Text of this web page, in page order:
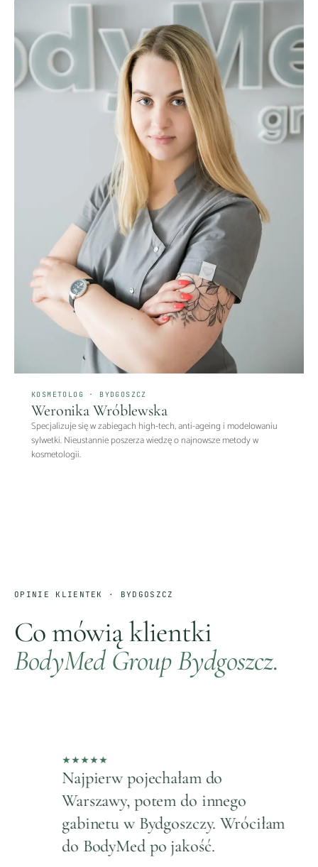
KOSMETOLOG · BYDGOSZCZ
Weronika Wróblewska
Specjalizuje się w zabiegach high-tech, anti-ageing i modelowaniu
sylwetki. Nieustannie poszerza wiedzę o najnowsze metody w
kosmetologii.
OPINIE KLIENTEK · BYDGOSZCZ
Co mówią klientki
BodyMed GroupBydgoszcz.
★
Najpierw pojechałam do
Warszawy, potem do innego
gabinetu w Bydgoszczy. Wróciłam
do BodyMed po jakość.